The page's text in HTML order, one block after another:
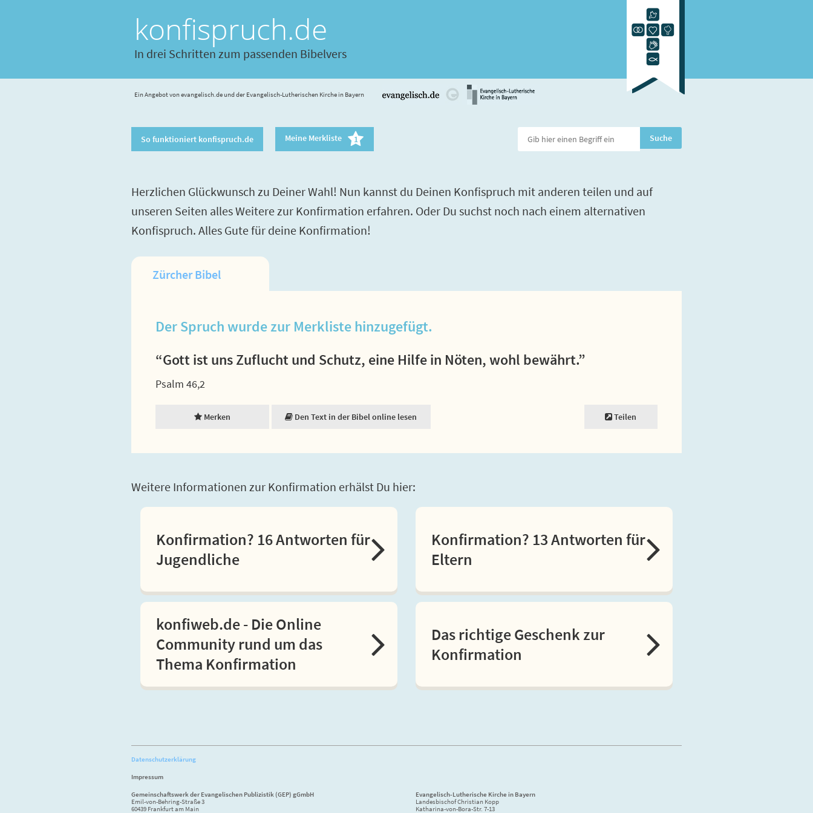
konfispruch.de
In drei Schritten zum passenden Bibelvers
Ein Angebot von evangelisch.de und der Evangelisch-Lutherischen Kirche in Bayern
So funktioniert konfispruch.de Meine Merkliste 1
Herzlichen Glückwunsch zu Deiner Wahl! Nun kannst du Deinen Konfispruch mit anderen teilen und auf
unseren Seiten alles Weitere zur Konfirmation erfahren. Oder Du suchst noch nach einem alternativen
Konfispruch. Alles Gute für deine Konfirmation!
Zürcher Bibel
Der Spruch wurde zur Merkliste hinzugefügt.
“Gott ist uns Zuflucht und Schutz, eine Hilfe in Nöten, wohl bewährt.”
Psalm 46,2
Merken Den Text in der Bibel online lesen Teilen
Weitere Informationen zur Konfirmation erhälst Du hier:
Konfirmation? 16 Antworten für
Jugendliche
Konfirmation? 13 Antworten für
Eltern
konfiweb.de - Die Online
Community rund um das
Thema Konfirmation
Das richtige Geschenk zur
Konfirmation
Datenschutzerklärung
Impressum
Gemeinschaftswerk der Evangelischen Publizistik (GEP) gGmbH
Emil-von-Behring-Straße 3
60439 Frankfurt am Main
Evangelisch-Lutherische Kirche in Bayern
Landesbischof Christian Kopp
Katharina-von-Bora-Str. 7-13